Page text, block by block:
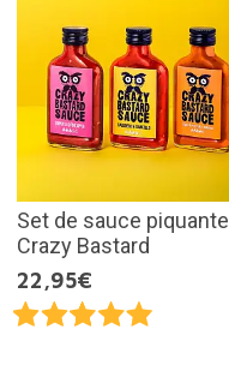
Set de sauce piquante
Crazy Bastard
22,95€